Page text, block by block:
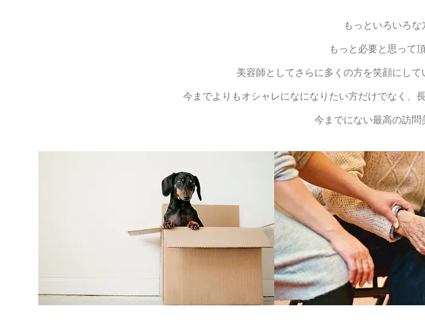
もっといろいろな
もっと必要と思って
美容師としてさらに多くの方を笑顔にし
今までよりもオシャレになになりたい方だけでなく、
今までにない最高の訪問